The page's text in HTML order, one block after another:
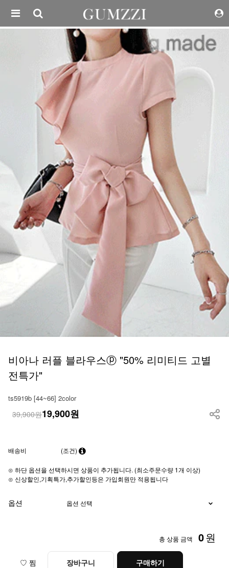
비아나 러플 블라우스ⓟ "50% 리미티드 고별
전특가"
ts5919b [44~66] 2color
39,900원19,900원
배송비 (조건)
⊙ 하단 옵션을 선택하시면 상품이 추가됩니다. (최소주문수량 1개 이상)
⊙ 신상할인,기획특가,추가할인등은 가입회원만 적용됩니다
옵션
총 상품 금액 0원
♡ 찜 장바구니 구매하기